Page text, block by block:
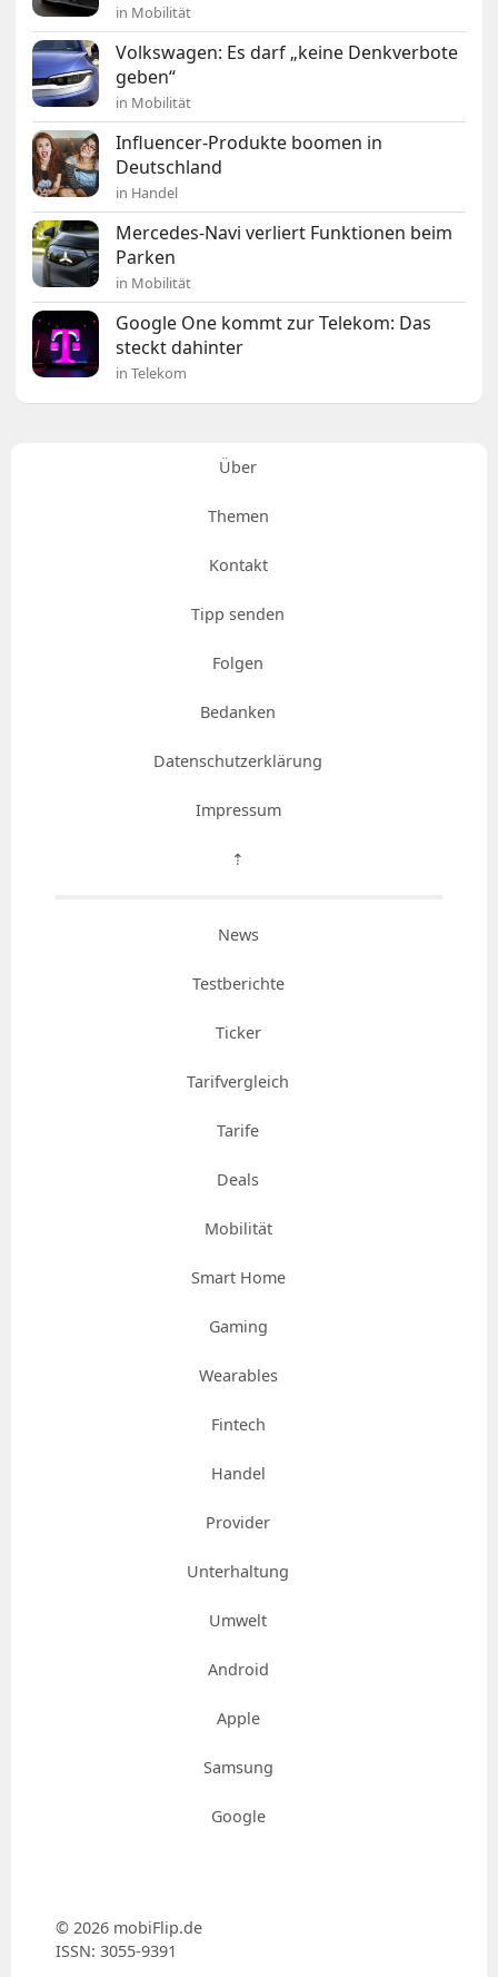
in Mobilität
Volkswagen: Es darf „keine Denkverbote
geben“
in Mobilität
Influencer-Produkte boomen in
Deutschland
in Handel
Mercedes-Navi verliert Funktionen beim
Parken
in Mobilität
Google One kommt zur Telekom: Das
steckt dahinter
in Telekom
Über
Themen
Kontakt
Tipp senden
Folgen
Bedanken
Datenschutzerklärung
Impressum
⇡
News
Testberichte
Ticker
Tarifvergleich
Tarife
Deals
Mobilität
Smart Home
Gaming
Wearables
Fintech
Handel
Provider
Unterhaltung
Umwelt
Android
Apple
Samsung
Google
© 2026 mobiFlip.de
ISSN: 3055-9391